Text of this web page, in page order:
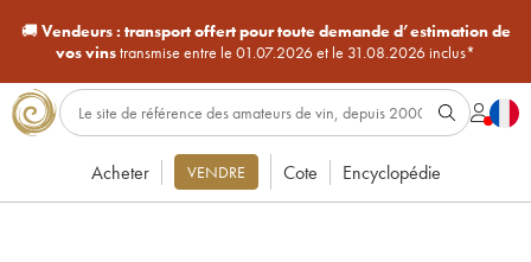
🚚Vendeurs : transport offert pour toute demande d’estimation de
vos vinstransmise entre le 01.07.2026 et le 31.08.2026 inclus*
Acheter VENDRE Cote Encyclopédie